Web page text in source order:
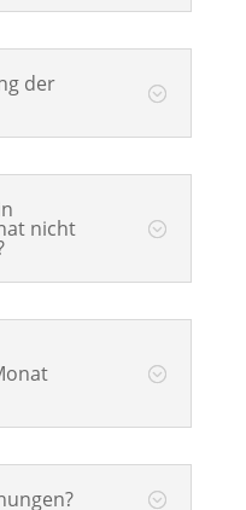
der
nicht